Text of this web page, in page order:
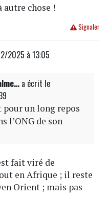
autre chose !
Signaler
2025 à 13:05
a écrit le
un long repos
l’ONG de son
fait viré de
en Afrique ; il reste
Orient ; mais pas